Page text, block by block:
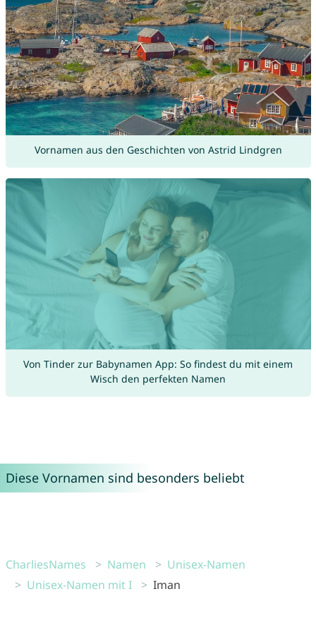
Vornamen aus den Geschichten von Astrid Lindgren
Von Tinder zur Babynamen App: So findest du mit einem
Wisch den perfekten Namen
Diese Vornamen sind besonders beliebt
CharliesNames Namen
Unisex-Namen
Unisex-Namen mit I
Iman